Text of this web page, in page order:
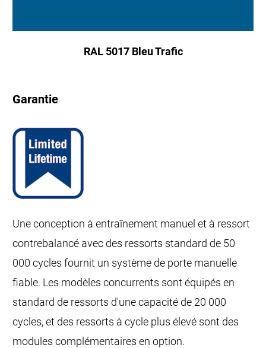
RAL 5017 Bleu Trafic
Garantie
Une conception à entraînement manuel et à ressort
contrebalancé avec des ressorts standard de 50
000 cycles fournit un système de porte manuelle
fiable. Les modèles concurrents sont équipés en
standard de ressorts d'une capacité de 20 000
cycles, et des ressorts à cycle plus élevé sont des
modules complémentaires en option.